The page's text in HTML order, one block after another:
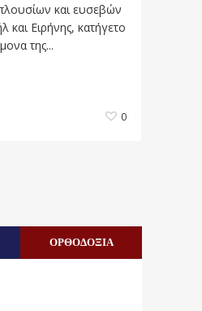
και ευσεβών
Ειρήνης, κατήγετο
της...
0
ΟΡΘΟΔΟΞΙΑ